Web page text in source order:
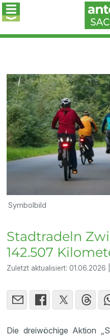
Symbolbild
Stadtradeln
142.507
Zuletzt aktualisiert:01.06.2026
Die dreiwöchige Aktion